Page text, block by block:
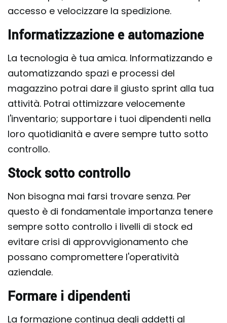
accesso e velocizzare la spedizione.
Informatizzazione e automazione
La tecnologia è tua amica. Informatizzando e
automatizzando spazi e processi del
magazzino potrai dare il giusto sprint alla tua
attività. Potrai ottimizzare velocemente
l'inventario; supportare i tuoi dipendenti nella
loro quotidianità e avere sempre tutto sotto
controllo.
Stock sotto controllo
Non bisogna mai farsi trovare senza. Per
questo è di fondamentale importanza tenere
sempre sotto controllo i livelli di stock ed
evitare crisi di approvvigionamento che
possano compromettere l'operatività
aziendale.
Formare i dipendenti
La formazione continua degli addetti al